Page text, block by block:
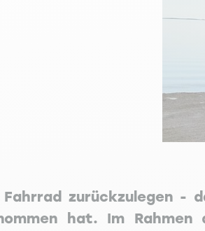
zurückzulegen -
hat. Im